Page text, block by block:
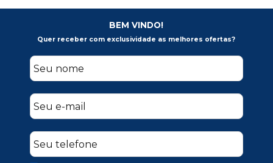
BEM VINDO!
Quer receber com exclusividade as melhores ofertas?